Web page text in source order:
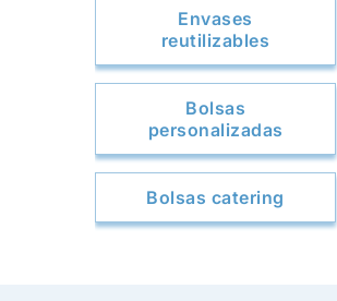
Envases
reutilizables
Bolsas
personalizadas
Bolsas catering